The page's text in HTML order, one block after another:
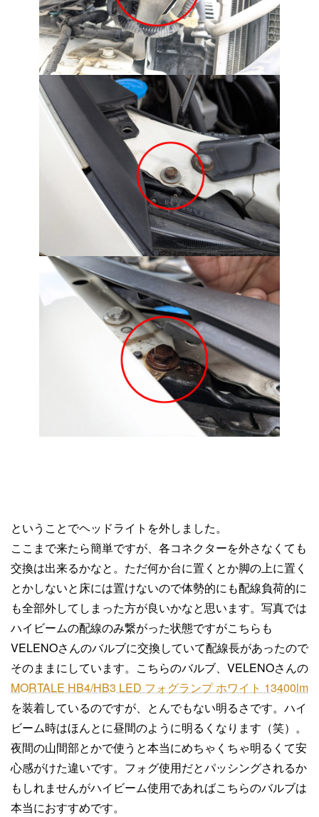
ということでヘッドライトを外しました。
ここまで来たら簡単ですが、各コネクターを外さなくても
交換は出来るかなと。ただ何か台に置くとか脚の上に置く
とかしないと床には置けないので体勢的にも配線負荷的に
も全部外してしまった方が良いかなと思います。写真では
ハイビームの配線のみ繋がった状態ですがこちらも
VELENOさんのバルブに交換していて配線長があったので
そのままにしています。こちらのバルブ、VELENOさんの
MORTALE HB4/HB3 LED フォグランプ ホワイト 13400lm
を装着しているのですが、とんでもない明るさです。ハイ
ビーム時はほんとに昼間のように明るくなります（笑）。
夜間の山間部とかで使うと本当にめちゃくちゃ明るくて安
心感がけた違いです。フォグ使用だとパッシングされるか
もしれませんがハイビーム使用であればこちらのバルブは
本当におすすめです。